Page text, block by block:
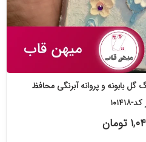
بابونه و پروانه آبرنگی محافظ
۱۰۱۴۱۸